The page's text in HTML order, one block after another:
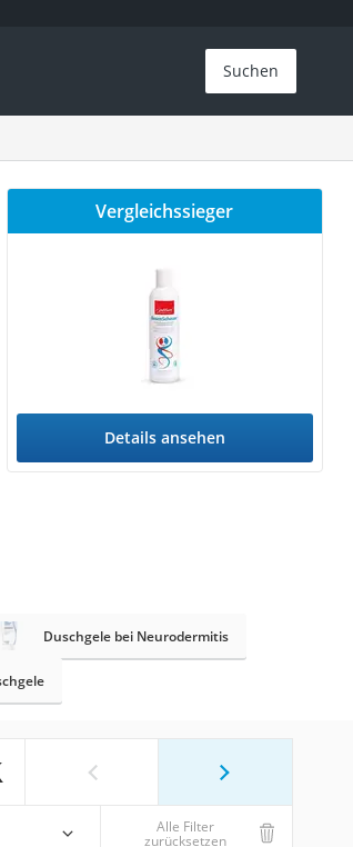
Suchen
Vergleichssieger
Details ansehen
Duschgele bei Neurodermitis
Alle Filter
zurücksetzen